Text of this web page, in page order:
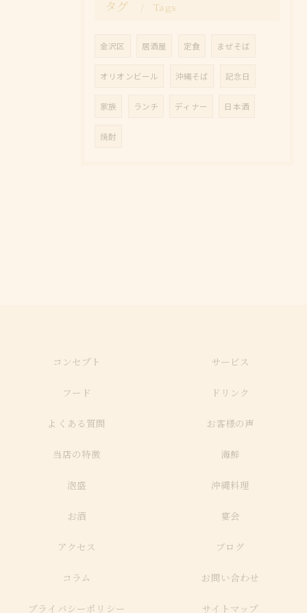
タグ Tags
金沢区 居酒屋 定食 まぜそば
オリオンビール 沖縄そば 記念日
家族 ランチ ディナー 日本酒
焼酎
コンセプト サービス
フード ドリンク
よくある質問 お客様の声
当店の特徴 海鮮
泡盛 沖縄料理
お酒 宴会
アクセス ブログ
コラム お問い合わせ
プライバシーポリシー サイトマップ